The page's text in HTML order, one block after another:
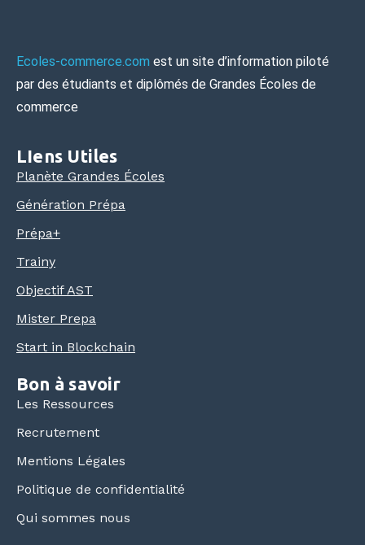
Ecoles-commerce.com est un site d’information piloté
par des étudiants et diplômés de Grandes Écoles de
commerce
LIens Utiles
Planète Grandes Écoles
Génération Prépa
Prépa+
Trainy
Objectif AST
Mister Prepa
Start in Blockchain
Bon à savoir
Les Ressources
Recrutement
Mentions Légales
Politique de confidentialité
Qui sommes nous